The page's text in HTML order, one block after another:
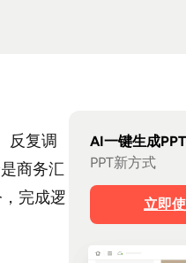
反复调
商务汇
完成逻
AI一键生成PPT
PPT新方式
立即